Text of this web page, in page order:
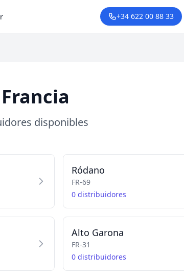
+34 622 00 88 33
disponibles
Ródano
FR-69
0 distribuidores
Alto Garona
FR-31
0 distribuidores